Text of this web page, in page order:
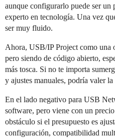
aunque configurarlo puede ser un
experto en tecnología. Una vez
ser muy fluido.
Ahora, USB/IP Project como una
pero siendo de código abierto,
más tosca. Si no te importa
y ajustes manuales, podría valer
En el lado negativo para USB
software, pero viene con un
obstáculo si el presupuesto es
configuración, compatibilidad